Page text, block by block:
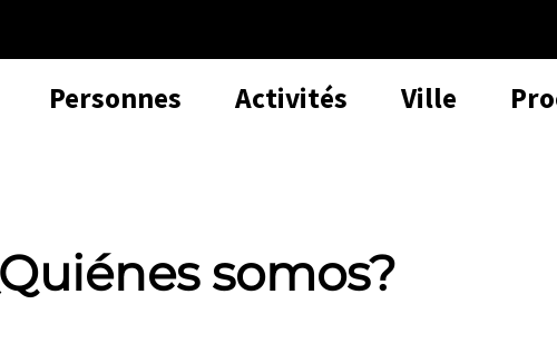
Personnes Activités Ville
somos?